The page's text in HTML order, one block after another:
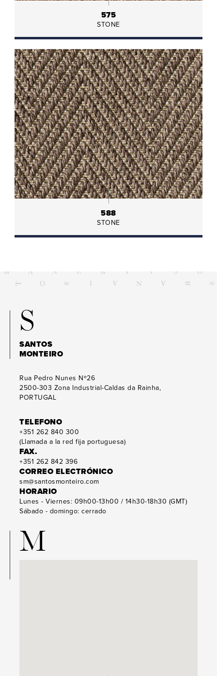
575
STONE
588
STONE
S
SANTOS
MONTEIRO
Rua Pedro Nunes Nº26
2500-303 Zona Industrial-Caldas da Rainha,
PORTUGAL
TELEFONO
+351 262 840 300
(Llamada a la red fija portuguesa)
FAX.
+351 262 842 396
CORREO ELECTRÓNICO
sm@santosmonteiro.com
HORARIO
Lunes - Viernes: 09h00-13h00 / 14h30-18h30 (GMT)
Sábado - domingo: cerrado
M